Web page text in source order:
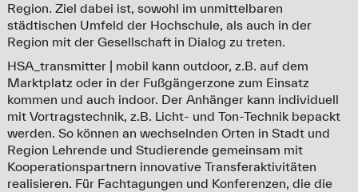
Region. Ziel dabei ist, sowohl im unmittelbaren
städtischen Umfeld der Hochschule, als auch in der
Region mit der Gesellschaft in Dialog zu treten.
HSA_transmitter | mobil kann outdoor, z.B. auf dem
Marktplatz oder in der Fußgängerzone zum Einsatz
kommen und auch indoor. Der Anhänger kann individuell
mit Vortragstechnik, z.B. Licht- und Ton-Technik bepackt
werden. So können an wechselnden Orten in Stadt und
Region Lehrende und Studierende gemeinsam mit
Kooperationspartnern innovative Transferaktivitäten
realisieren. Für Fachtagungen und Konferenzen, die die